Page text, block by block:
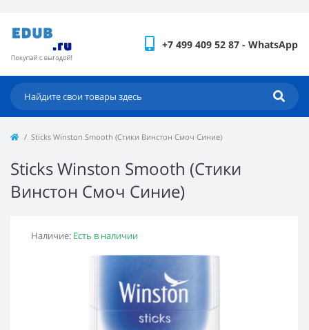
+7 499 409 52 87 - WhatsApp
Sticks Winston Smooth (Стики Винстон Смоч Синие)
Sticks Winston Smooth (Стики
Винстон Смоч Синие)
Наличие: Есть в наличии